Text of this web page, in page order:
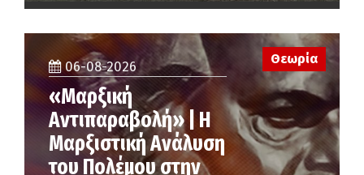
06-08-2026
«Μαρξική
Αντιπαραβολή» | Η
Μαρξιστική Ανάλυση
του Πολέμου στην
Θεωρία